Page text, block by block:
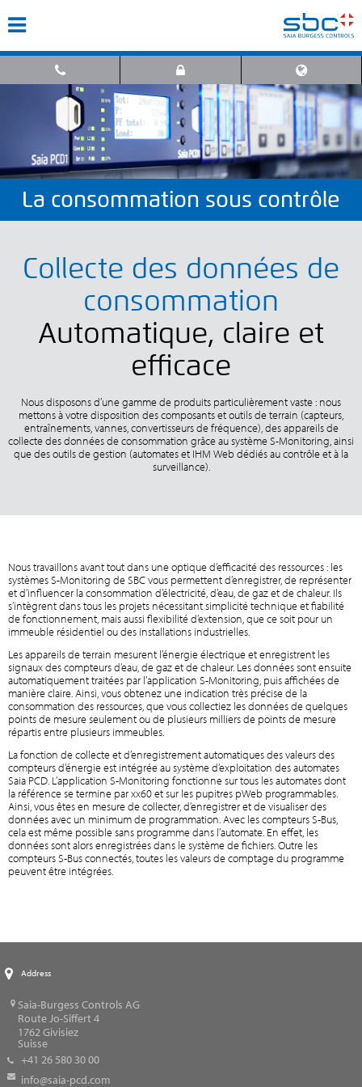
La consommation sous contrôle
Collecte des données de
consommation
Automatique, claire et
efficace
Nous disposons d’une gamme de produits particulièrement vaste : nous
mettons à votre disposition des composants et outils de terrain (capteurs,
entraînements, vannes, convertisseurs de fréquence), des appareils de
collecte des données de consommation grâce au système S-Monitoring, ainsi
que des outils de gestion (automates et IHM Web dédiés au contrôle et à la
surveillance).
Nous travaillons avant tout dans une optique d’efficacité des ressources : les
systèmes S-Monitoring de SBC vous permettent d’enregistrer, de représenter
et d’influencer la consommation d’électricité, d’eau, de gaz et de chaleur. Ils
s’intègrent dans tous les projets nécessitant simplicité technique et fiabilité
de fonctionnement, mais aussi flexibilité d’extension, que ce soit pour un
immeuble résidentiel ou des installations industrielles.
Les appareils de terrain mesurent l’énergie électrique et enregistrent les
signaux des compteurs d’eau, de gaz et de chaleur. Les données sont ensuite
automatiquement traitées par l’application S-Monitoring, puis affichées de
manière claire. Ainsi, vous obtenez une indication très précise de la
consommation des ressources, que vous collectiez les données de quelques
points de mesure seulement ou de plusieurs milliers de points de mesure
répartis entre plusieurs immeubles.
La fonction de collecte et d’enregistrement automatiques des valeurs des
compteurs d’énergie est intégrée au système d’exploitation des automates
Saia PCD. L’application S-Monitoring fonctionne sur tous les automates dont
la référence se termine par xx60 et sur les pupitres pWeb programmables.
Ainsi, vous êtes en mesure de collecter, d’enregistrer et de visualiser des
données avec un minimum de programmation. Avec les compteurs S-Bus,
cela est même possible sans programme dans l’automate. En effet, les
données sont alors enregistrées dans le système de fichiers. Outre les
compteurs S-Bus connectés, toutes les valeurs de comptage du programme
peuvent être intégrées.
Address
Saia-Burgess Controls AG
Route Jo-Siffert 4
1762Givisiez
Suisse
+41 26 580 30 00
info@saia-pcd.com